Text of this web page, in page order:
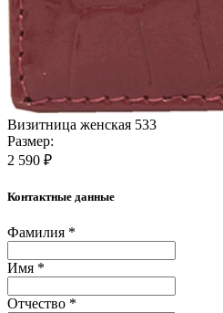
Визитница женская 533
Размер:
2 590 ₽
Контактные данные
Фамилия *
Имя *
Отчество *